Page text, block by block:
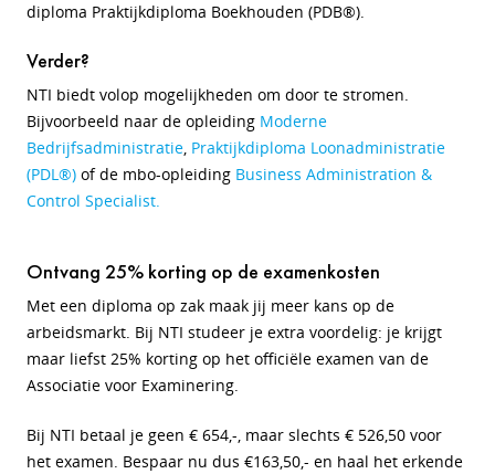
diploma Praktijkdiploma Boekhouden (PDB®).
Verder?
NTI biedt volop mogelijkheden om door te stromen.
Bijvoorbeeld naar de opleiding Moderne
Bedrijfsadministratie, Praktijkdiploma Loonadministratie
(PDL®) of de mbo-opleiding Business Administration &
Control Specialist.
Ontvang 25% korting op de examenkosten
Met een diploma op zak maak jij meer kans op de
arbeidsmarkt. Bij NTI studeer je extra voordelig: je krijgt
maar liefst 25% korting op het officiële examen van de
Associatie voor Examinering.
Bij NTI betaal je geen € 654,-, maar slechts € 526,50 voor
het examen. Bespaar nu dus €163,50,- en haal het erkende